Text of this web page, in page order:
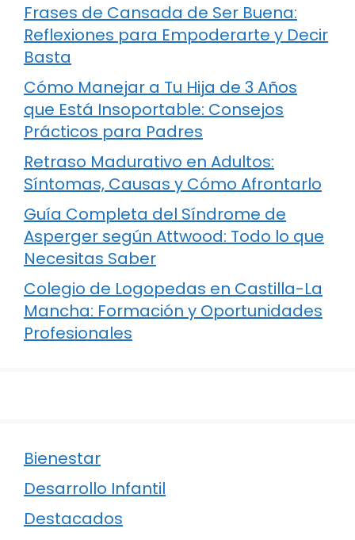
Frases de Cansada de Ser Buena:
Reflexiones para Empoderarte y Decir
Basta
Cómo Manejar a Tu Hija de 3 Años
que Está Insoportable: Consejos
Prácticos para Padres
Retraso Madurativo en Adultos:
Síntomas, Causas y Cómo Afrontarlo
Guía Completa del Síndrome de
Asperger según Attwood: Todo lo que
Necesitas Saber
Colegio de Logopedas en Castilla-La
Mancha: Formación y Oportunidades
Profesionales
Bienestar
Desarrollo Infantil
Destacados